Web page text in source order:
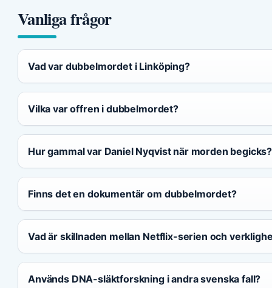
Vanliga frågor
Vad var dubbelmordet i Linköping?
Vilka var offren i dubbelmordet?
Hur gammal var Daniel Nyqvist när morden begicks?
Finns det en dokumentär om dubbelmordet?
Vad är skillnaden mellan Netflix-serien och
Används DNA-släktforskning i andra svenska fall?